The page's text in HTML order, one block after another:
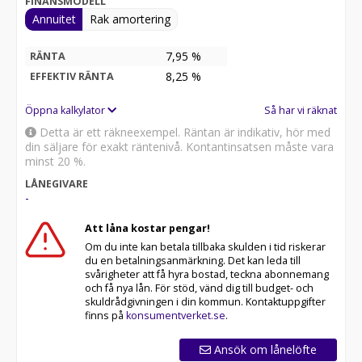
Annuitet Rak amortering
RÄNTA 7,95 %
EFFEKTIV RÄNTA 8,25 %
Öppna kalkylator Så har vi räknat
Detta är ett räkneexempel. Räntan är indikativ, hör med
din säljare för exakt räntenivå. Kontantinsatsen måste vara
minst 20 %.
LÅNEGIVARE
-
Att låna kostar pengar!
Om du inte kan betala tillbaka skulden i tid riskerar
du en betalningsanmärkning. Det kan leda till
svårigheter att få hyra bostad, teckna abonnemang
och få nya lån. För stöd, vänd dig till budget- och
skuldrådgivningen i din kommun. Kontaktuppgifter
finns på konsumentverket.se.
Ansök om lånelöfte